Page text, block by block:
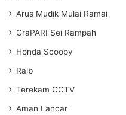
Arus Mudik Mulai Ramai
GraPARI Sei Rampah
Honda Scoopy
Raib
Terekam CCTV
Aman Lancar